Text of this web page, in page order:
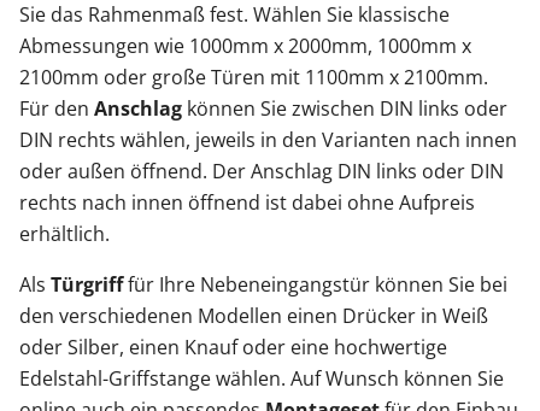
Sie das Rahmenmaß fest. Wählen Sie klassische
Abmessungen wie 1000mm x 2000mm, 1000mm x
2100mm oder große Türen mit 1100mm x 2100mm.
Für den Anschlag können Sie zwischen DIN links oder
DIN rechts wählen, jeweils in den Varianten nach innen
oder außen öffnend. Der Anschlag DIN links oder DIN
rechts nach innen öffnend ist dabei ohne Aufpreis
erhältlich.
Als Türgrifffür Ihre Nebeneingangstür können Sie bei
den verschiedenen Modellen einen Drücker in Weiß
oder Silber, einen Knauf oder eine hochwertige
Edelstahl-Griffstange wählen. Auf Wunsch können Sie